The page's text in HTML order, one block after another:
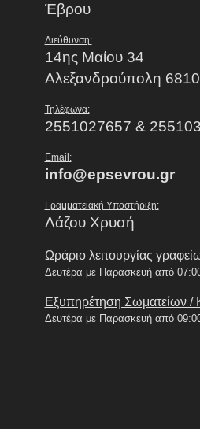
Έβρου
Διεύθυνση:
14ης Μαίου 34
Αλεξανδρούπολη
Τηλέφωνα:
2551027657 &
Email:
info@epsevrou.gr
Γραμματειακή Υποστήριξη:
Λάζου Χρυσή
Ωράριο λειτουργίας
Δευτέρα με Παρασκευή από
Εξυπηρέτηση Σωματείων /
Δευτέρα με Παρασκευή από